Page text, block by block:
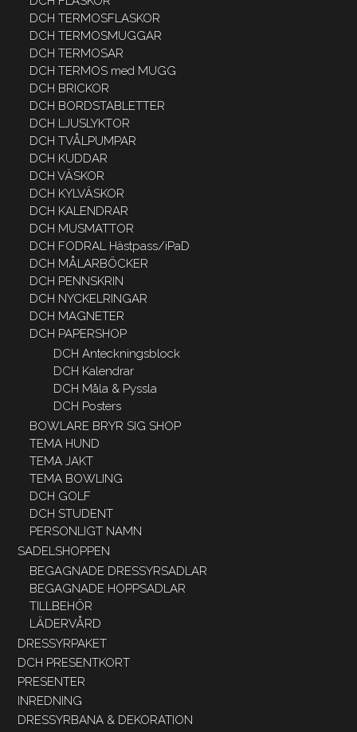
DCH TERMOSFLASKOR
DCH TERMOSMUGGAR
DCH TERMOSAR
DCH TERMOS med MUGG
DCH BRICKOR
DCH BORDSTABLETTER
DCH LJUSLYKTOR
DCH TVÅLPUMPAR
DCH KUDDAR
DCH VÄSKOR
DCH KYLVÄSKOR
DCH KALENDRAR
DCH MUSMATTOR
DCH FODRAL Hästpass/iPaD
DCH MÅLARBÖCKER
DCH PENNSKRIN
DCH NYCKELRINGAR
DCH MAGNETER
DCH PAPERSHOP
DCH Anteckningsblock
DCH Kalendrar
DCH Måla & Pyssla
DCH Posters
BOWLARE BRYR SIG SHOP
TEMA HUND
TEMA JAKT
TEMA BOWLING
DCH GOLF
DCH STUDENT
PERSONLIGT NAMN
SADELSHOPPEN
BEGAGNADE DRESSYRSADLAR
BEGAGNADE HOPPSADLAR
TILLBEHÖR
LÄDERVÅRD
DRESSYRPAKET
DCH PRESENTKORT
PRESENTER
INREDNING
DRESSYRBANA & DEKORATION